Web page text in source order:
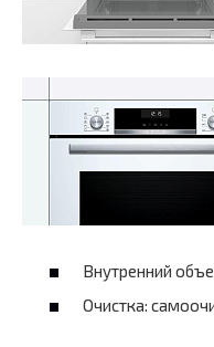
Внутренний
Очистка: